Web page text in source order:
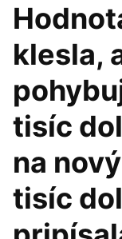
klesla,
tisíc
na
tisíc